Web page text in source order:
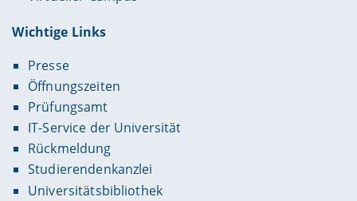
Wichtige Links
Presse
Öffnungszeiten
Prüfungsamt
IT-Service der Universität
Rückmeldung
Studierendenkanzlei
Universitätsbibliothek